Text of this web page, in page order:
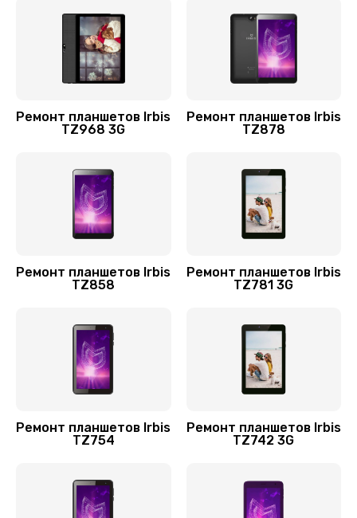
Замена платы управления (мат.платы, мейн
700 руб.
Замена корпуса
Ремонт планшетов Irbis
TZ968 3G
Ремонт планшетов Irbis
TZ878
Ремонт планшетов Irbis
TZ858
Ремонт планшетов Irbis
TZ781 3G
Ремонт планшетов Irbis
TZ754
Ремонт планшетов Irbis
TZ742 3G